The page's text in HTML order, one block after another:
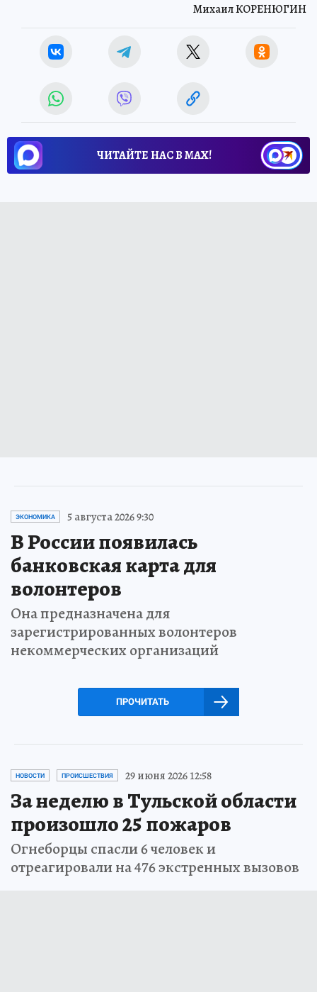
Михаил КОРЕНЮГИН
ЧИТАЙТЕ НАС В МАХ!
ЭКОНОМИКА 5 августа 2026 9:30
В России появилась
банковская карта для
волонтеров
Она предназначена для
зарегистрированных волонтеров
некоммерческих организаций
ПРОЧИТАТЬ
НОВОСТИ ПРОИСШЕСТВИЯ 29 июня 2026 12:58
За неделю в Тульской области
произошло 25 пожаров
Огнеборцы спасли 6 человек и
отреагировали на 476 экстренных вызовов